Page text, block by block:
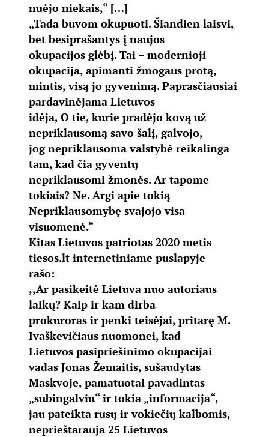
nuėjo niekais,“ […]
„Tada buvom okupuoti. Šiandien laisvi,
bet besiprašantys į naujos
okupacijos glėbį. Tai – modernioji
okupacija, apimanti žmogaus protą,
mintis, visą jo gyvenimą. Paprasčiausiai
pardavinėjama Lietuvos
idėja, O tie, kurie pradėjo kovą už
nepriklausomą savo šalį, galvojo,
jog nepriklausoma valstybė reikalinga
tam, kad čia gyventų
nepriklausomi žmonės. Ar tapome
tokiais? Ne. Argi apie tokią
Nepriklausomybę svajojo visa
visuomenė.“
Kitas Lietuvos patriotas 2020 metis
tiesos.lt internetiniame puslapyje
rašo:
,,Ar pasikeitė Lietuva nuo autoriaus
laikų? Kaip ir kam dirba
prokuroras ir penki teisėjai, pritarę M.
Ivaškevičiaus nuomonei, kad
Lietuvos pasipriešinimo okupacijai
vadas Jonas Žemaitis, sušaudytas
Maskvoje, pamatuotai pavadintas
„subingalviu“ ir tokia „informacija“,
jau pateikta rusų ir vokiečių kalbomis,
neprieštarauja 25 Lietuvos